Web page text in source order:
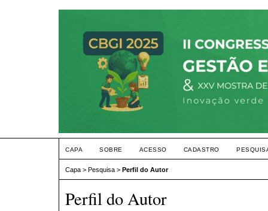
CAPA SOBRE ACESSO CADASTRO
Capa > Pesquisa > Perfil do Autor
Perfil do Autor